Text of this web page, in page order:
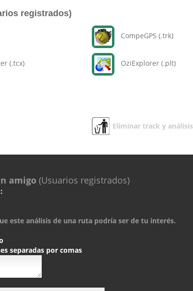
registrados)
(.tcx)
CompeGPS (.trk)
OziExplorer (.plt)
Eliminar track y análisis
amigo (Usuarios registrados)
este análisis de una ruta podría ser de tu interés.
separadas por comas